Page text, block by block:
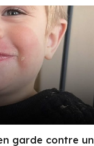
garde contre un